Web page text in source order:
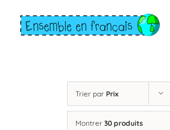
content
Trier par Prix
Montrer 30 produits